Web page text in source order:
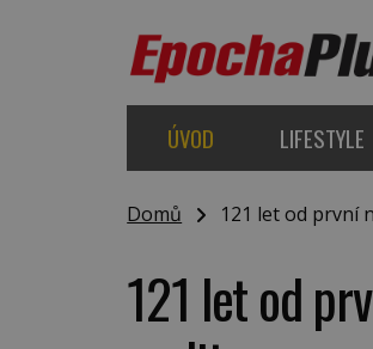
ÚVOD LIFESTYLE
Domů 121 let od první
121 let od